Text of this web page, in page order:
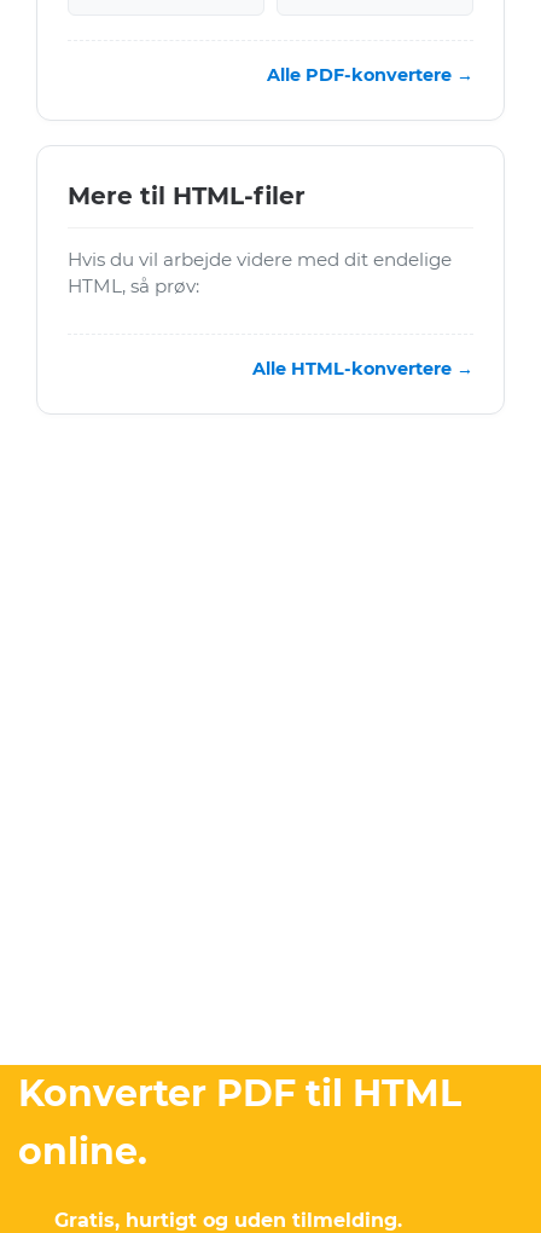
Alle PDF-konvertere →
Mere til HTML-filer
Hvis du vil arbejde videre med dit endelige
HTML, så prøv:
Alle HTML-konvertere →
Konverter PDF til HTML
online.
Gratis, hurtigt og uden tilmelding.